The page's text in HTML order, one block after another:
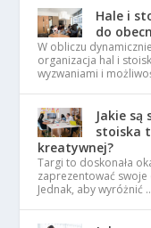
Hale i
do
W obliczu
organizacja hal i
wyzwaniami i
Jakie
stoiska
kreatywnej?
Targi to doskonała
zaprezentować swoje
Jednak, aby wyróżnić